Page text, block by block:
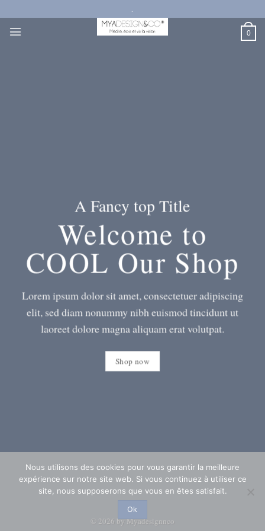
au
contenu
0
A Fancy top Title
Welcome to
COOL Our Shop
Lorem ipsum dolor sit amet, consectetuer adipiscing
elit, sed diam nonummy nibh euismod tincidunt ut
laoreet dolore magna aliquam erat volutpat.
Shop now
© 2026 by Myadesignnco
Nous utilisons des cookies pour vous garantir la meilleure
expérience sur notre site web. Si vous continuez à utiliser ce
site, nous supposerons que vous en êtes satisfait.
Ok